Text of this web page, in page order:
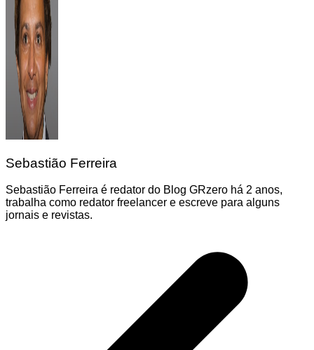
Sebastião Ferreira
Sebastião Ferreira é redator do Blog GRzero há 2 anos,
trabalha como redator freelancer e escreve para alguns
jornais e revistas.